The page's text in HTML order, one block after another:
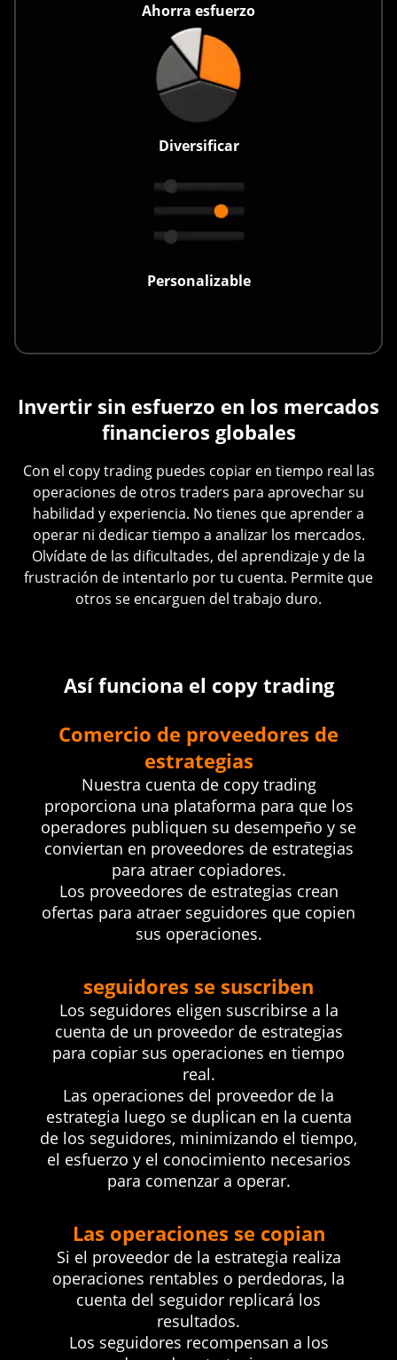
Ahorra esfuerzo
Diversificar
Personalizable
Invertir sin esfuerzo en los mercados
financieros globales
Con el copy trading puedes copiar en tiempo real las
operaciones de otros traders para aprovechar su
habilidad y experiencia. No tienes que aprender a
operar ni dedicar tiempo a analizar los mercados.
Olvídate de las dificultades, del aprendizaje y de la
frustración de intentarlo por tu cuenta. Permite que
otros se encarguen del trabajo duro.
Así funciona el copy trading
Comercio de proveedores de
estrategias
Nuestra cuenta de copy trading
proporciona una plataforma para que los
operadores publiquen su desempeño y se
conviertan en proveedores de estrategias
para atraer copiadores.
Los proveedores de estrategias crean
ofertas para atraer seguidores que copien
sus operaciones.
seguidores se suscriben
Los seguidores eligen suscribirse a la
cuenta de un proveedor de estrategias
para copiar sus operaciones en tiempo
real.
Las operaciones del proveedor de la
estrategia luego se duplican en la cuenta
de los seguidores, minimizando el tiempo,
el esfuerzo y el conocimiento necesarios
para comenzar a operar.
Las operaciones se copian
Si el proveedor de la estrategia realiza
operaciones rentables o perdedoras, la
cuenta del seguidor replicará los
resultados.
Los seguidores recompensan a los